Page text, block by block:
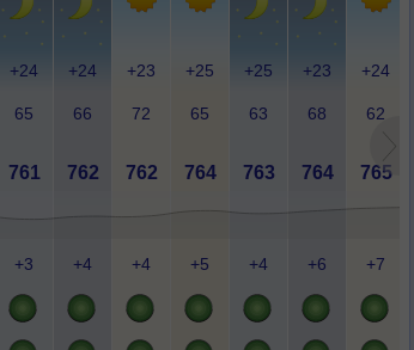
+24 +24 +23 +25 +25 +23 +24
65 66 72 65 63 68 62
761 762 762 764 763 764 765
+3 +4 +4 +5 +4 +6 +7